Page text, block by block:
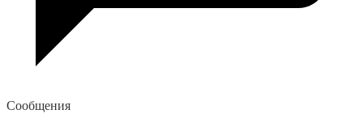
Сообщения